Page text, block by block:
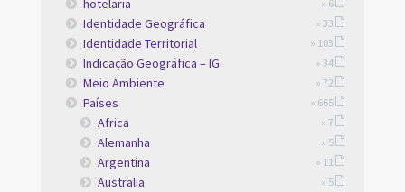
hotelaria » 6
Identidade Geográfica » 33
Identidade Territorial » 103
Indicação Geográfica – IG » 34
Meio Ambiente » 72
Países » 665
Africa » 7
Alemanha » 5
Argentina » 11
Australia » 5